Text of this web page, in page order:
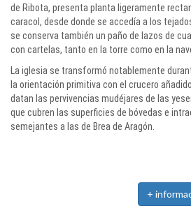
de Ribota, presenta planta ligeramente
caracol, desde donde se accedía a los
se conserva también un paño de lazos de
con cartelas, tanto en la torre como en la
La iglesia se transformó notablemente
la orientación primitiva con el crucero
datan las pervivencias mudéjares de las
que cubren las superficies de bóvedas e
semejantes a las de Brea de Aragón.
+